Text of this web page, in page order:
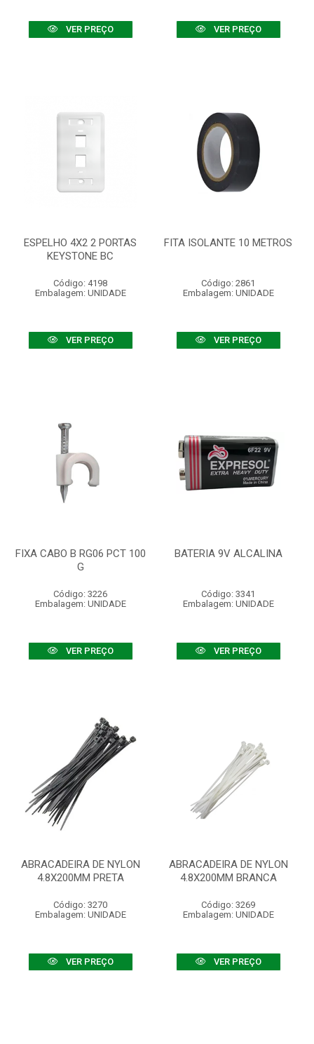
VER PREÇO VER PREÇO
ESPELHO 4X2 2 PORTAS
KEYSTONE BC
Código: 4198
Embalagem: UNIDADE
VER PREÇO
FITA ISOLANTE 10 METROS
Código: 2861
Embalagem: UNIDADE
VER PREÇO
FIXA CABO B RG06 PCT 100
G
Código: 3226
Embalagem: UNIDADE
VER PREÇO
BATERIA 9V ALCALINA
Código: 3341
Embalagem: UNIDADE
VER PREÇO
ABRACADEIRA DE NYLON
4.8X200MM PRETA
Código: 3270
Embalagem: UNIDADE
VER PREÇO
ABRACADEIRA DE NYLON
4.8X200MM BRANCA
Código: 3269
Embalagem: UNIDADE
VER PREÇO